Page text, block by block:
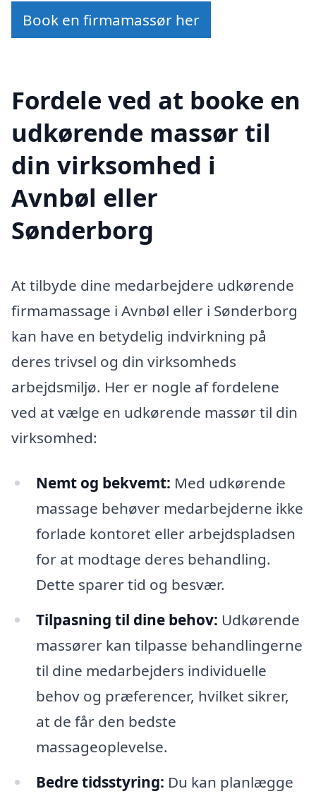
Book en firmamassør her
Fordele ved at booke en
udkørende massør til
din virksomhed i
Avnbøl eller
Sønderborg
At tilbyde dine medarbejdere udkørende
firmamassage i Avnbøl eller i Sønderborg
kan have en betydelig indvirkning på
deres trivsel og din virksomheds
arbejdsmiljø. Her er nogle af fordelene
ved at vælge en udkørende massør til din
virksomhed:
Nemt og bekvemt: Med udkørende
massage behøver medarbejderne ikke
forlade kontoret eller arbejdspladsen
for at modtage deres behandling.
Dette sparer tid og besvær.
Tilpasning til dine behov: Udkørende
massører kan tilpasse behandlingerne
til dine medarbejders individuelle
behov og præferencer, hvilket sikrer,
at de får den bedste
massageoplevelse.
Bedre tidsstyring: Du kan planlægge